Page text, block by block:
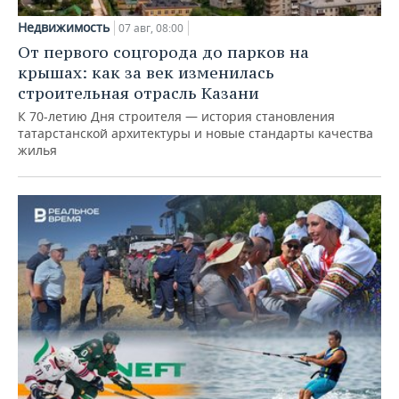
Недвижимость 07 авг, 08:00
От первого соцгорода до парков на
крышах: как за век изменилась
строительная отрасль Казани
К 70-летию Дня строителя — история становления
татарстанской архитектуры и новые стандарты качества
жилья